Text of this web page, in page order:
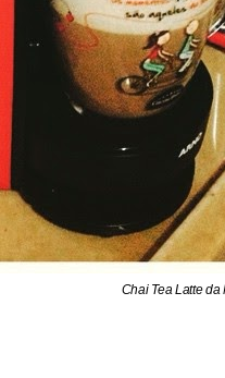
Chai Tea Latte